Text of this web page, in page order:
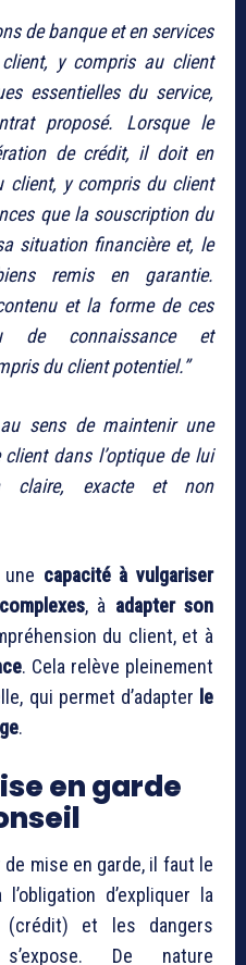
de banque et en services
y compris au client
essentielles du service,
proposé. Lorsque le
de crédit, il doit en
client, y compris du client
que la souscription du
situation financière et, le
remis en garantie.
et la forme de ces
de connaissance et
du client potentiel.”
sens de maintenir une
dans l’optique de lui
claire, exacte et non
capacité à vulgariser
, à adapter son
du client, et à
. Cela relève pleinement
qui permet d’adapter le
.
en garde
mise en garde, il faut le
d’expliquer la
(crédit) et les dangers
De nature